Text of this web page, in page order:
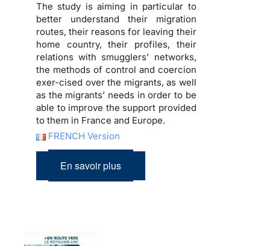
The study is aiming in particular to
better understand their migration
routes, their reasons for leaving their
home country, their profiles, their
relations with smugglers’ networks,
the methods of control and coercion
exer-cised over the migrants, as well
as the migrants’ needs in order to be
able to improve the support provided
to them in France and Europe.
FRENCH Version
En savoir plus